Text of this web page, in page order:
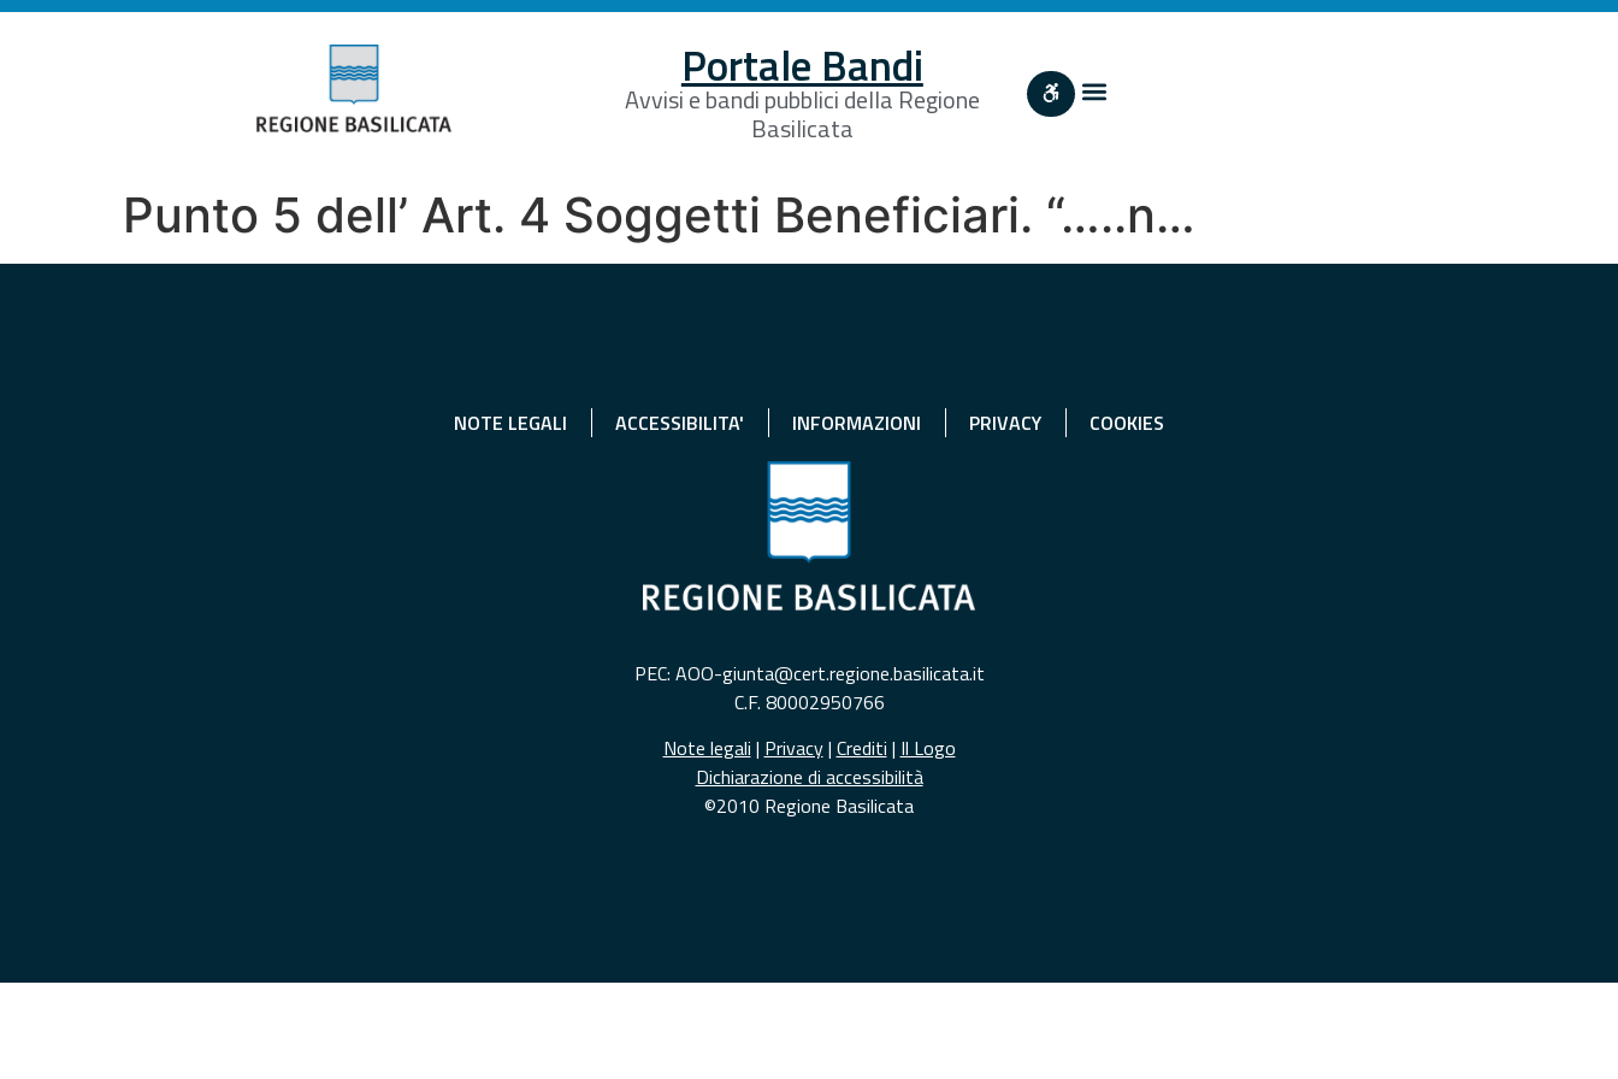
Portale Bandi
Avvisi e bandi pubblici della Regione
Basilicata
Punto 5 dell’ Art. 4 Soggetti Beneficiari. “…..n…
NOTE LEGALI ACCESSIBILITA' INFORMAZIONI PRIVACY COOKIES
PEC: AOO-giunta@cert.regione.basilicata.it
C.F. 80002950766
Note legali | Privacy| Crediti | Il Logo
Dichiarazione di accessibilità
©2010 Regione Basilicata